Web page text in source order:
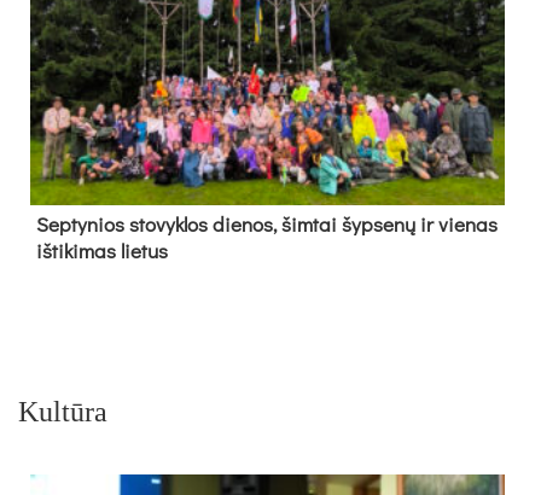
Sep­ty­nios sto­vyk­los die­nos, šim­tai šyp­se­nų ir vie­nas
iš­ti­ki­mas lie­tus
Kultūra